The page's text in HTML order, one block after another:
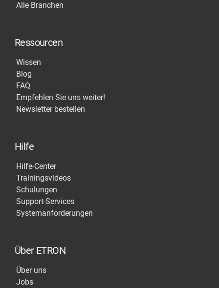
Alle Branchen
Ressourcen
Wissen
Blog
FAQ
Empfehlen Sie uns weiter!
Newsletter bestellen
Hilfe
Hilfe-Center
Trainingsvideos
Schulungen
Support-Services
Systemanforderungen
Über ETRON
Über uns
Jobs